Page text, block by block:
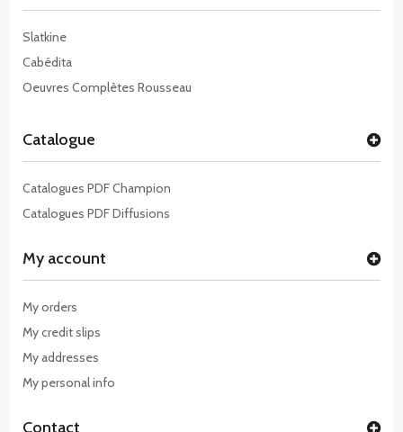
Slatkine
Cabédita
Oeuvres Complètes Rousseau
Catalogue
Catalogues PDF Champion
Catalogues PDF Diffusions
My account
My orders
My credit slips
My addresses
My personal info
Contact